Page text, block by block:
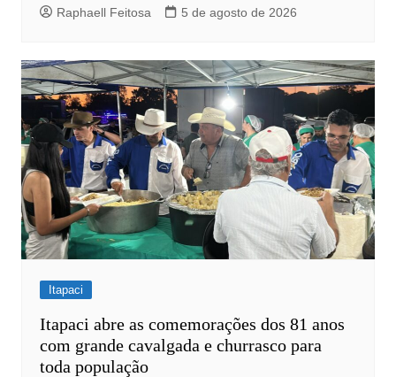
Raphaell Feitosa 5 de agosto de 2026
Itapaci
Itapaci abre as comemorações dos 81 anos
com grande cavalgada e churrasco para
toda população